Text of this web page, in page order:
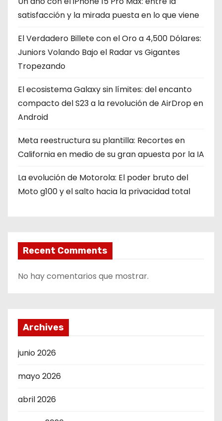
satisfacción y la mirada puesta en lo que viene
El Verdadero Billete con el Oro a 4,500 Dólares:
Juniors Volando Bajo el Radar vs Gigantes
Tropezando
El ecosistema Galaxy sin límites: del encanto
compacto del S23 a la revolución de AirDrop en
Android
Meta reestructura su plantilla: Recortes en
California en medio de su gran apuesta por la IA
La evolución de Motorola: El poder bruto del
Moto g100 y el salto hacia la privacidad total
Recent Comments
No hay comentarios que mostrar.
Archives
junio 2026
mayo 2026
abril 2026